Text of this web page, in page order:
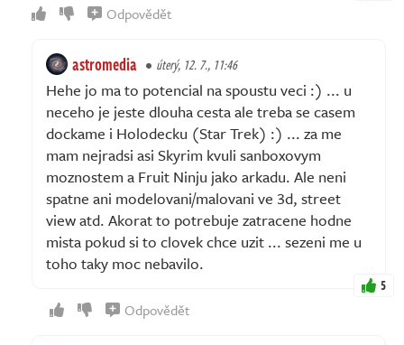
Odpovědět
astromedia úterý, 12. 7., 11:46
Hehe jo ma to potencial na spoustu veci :) ... u
neceho je jeste dlouha cesta ale treba se casem
dockame i Holodecku (Star Trek) :) ... za me
mam nejradsi asi Skyrim kvuli sanboxovym
moznostem a Fruit Ninju jako arkadu. Ale neni
spatne ani modelovani/malovani ve 3d, street
view atd. Akorat to potrebuje zatracene hodne
mista pokud si to clovek chce uzit ... sezeni me u
toho taky moc nebavilo.
5
Odpovědět